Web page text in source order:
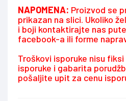
NAPOMENA: Proizvod se
prikazan na slici. Ukoliko
i boji kontaktirajte nas
facebook-a ili forme
Troškovi isporuke nisu
isporuke i gabarita
pošaljite upit za cenu